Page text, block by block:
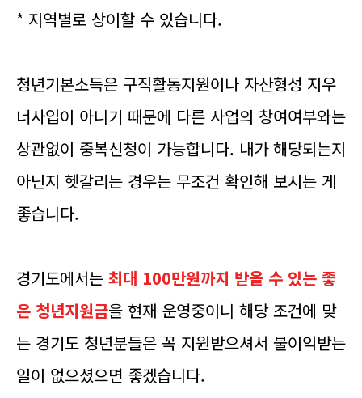
* 지역별로 상이할 수 있습니다.
청년기본소득은 구직활동지원이나 자산형성 지우
너사입이 아니기 때문에 다른 사업의 창여여부와는
상관없이 중복신청이 가능합니다. 내가 해당되는지
아닌지 헷갈리는 경우는 무조건 확인해 보시는 게
좋습니다.
경기도에서는 최대 100만원까지 받을 수 있는 좋
은 청년지원금을 현재 운영중이니 해당 조건에 맞
는 경기도 청년분들은 꼭 지원받으셔서 불이익받는
일이 없으셨으면 좋겠습니다.